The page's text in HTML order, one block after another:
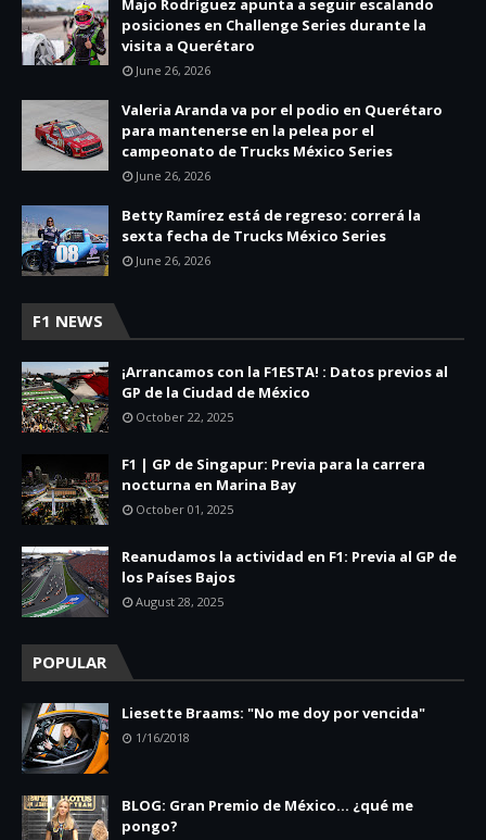
Majo Rodríguez apunta a seguir escalando
posiciones en Challenge Series durante la
visita a Querétaro
June 26, 2026
Valeria Aranda va por el podio en Querétaro
para mantenerse en la pelea por el
campeonato de Trucks México Series
June 26, 2026
Betty Ramírez está de regreso: correrá la
sexta fecha de Trucks México Series
June 26, 2026
F1 NEWS
¡Arrancamos con la F1ESTA! : Datos previos al
GP de la Ciudad de México
October 22, 2025
F1 | GP de Singapur: Previa para la carrera
nocturna en Marina Bay
October 01, 2025
Reanudamos la actividad en F1: Previa al GP de
los Países Bajos
August 28, 2025
POPULAR
Liesette Braams: "No me doy por vencida"
1/16/2018
BLOG: Gran Premio de México... ¿qué me
pongo?